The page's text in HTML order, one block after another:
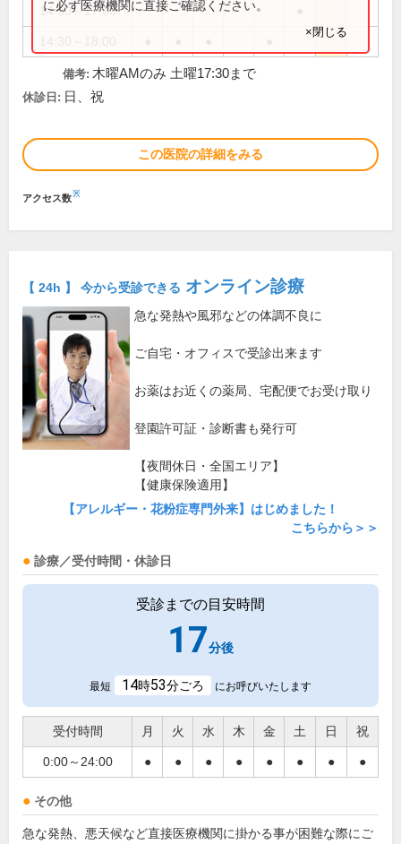
14:30～17:30
に必ず医療機関に直接ご確認ください。
×閉じる
備考: 木曜AMのみ 土曜17:30まで
休診日: 日、祝
この医院の詳細をみる
アクセス数※
【 24h 】 今から受診できる オンライン診療
急な発熱や風邪などの体調不良に
ご自宅・オフィスで受診出来ます
お薬はお近くの薬局、宅配便でお受け取り
登園許可証・診断書も発行可
【夜間休日・全国エリア】
【健康保険適用】
【アレルギー・花粉症専門外来】はじめました！
こちらから＞＞
診療／受付時間・休診日
受診までの目安時間
17分後
最短 14時53分ごろ にお呼びいたします
受付時間 月 火 水 木 金 土 日 祝
0:00～24:00 ● ● ● ● ● ● ● ●
その他
急な発熱、悪天候など直接医療機関に掛かる事が困難な際にご